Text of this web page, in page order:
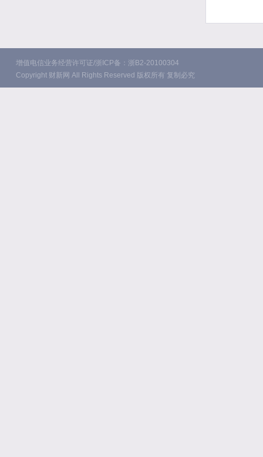
增值电信业务经营许可证/浙ICP备：浙B2-20100304
Copyright 财新网 All Rights Reserved 版权所有 复制必究